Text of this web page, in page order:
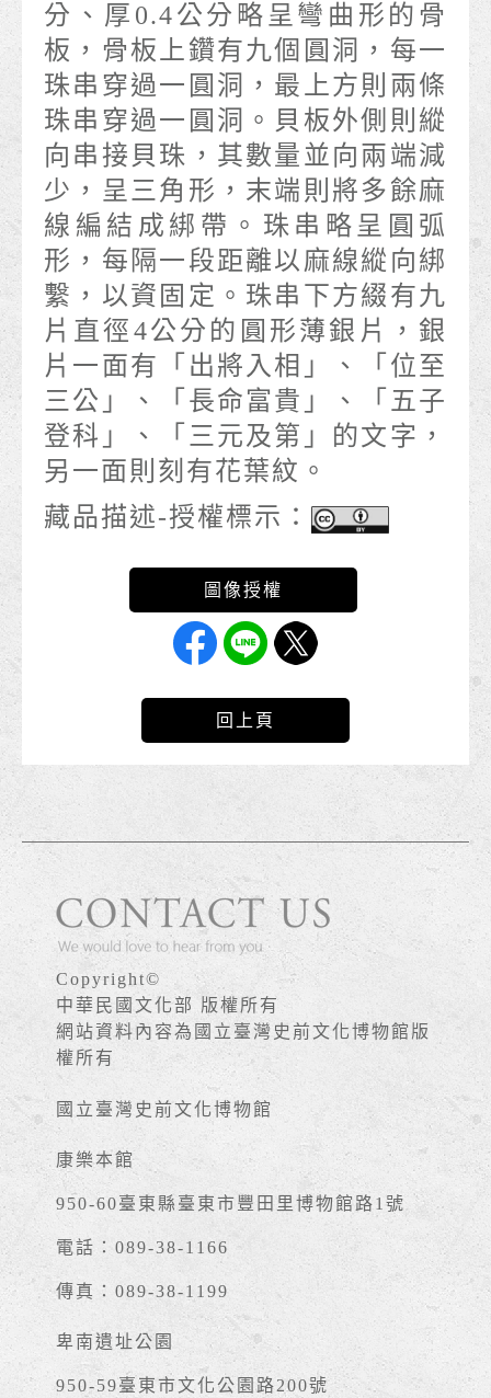
分、厚0.4公分略呈彎曲形的骨
板，骨板上鑽有九個圓洞，每一
珠串穿過一圓洞，最上方則兩條
珠串穿過一圓洞。貝板外側則縱
向串接貝珠，其數量並向兩端減
少，呈三角形，末端則將多餘麻
線編結成綁帶。珠串略呈圓弧
形，每隔一段距離以麻線縱向綁
繫，以資固定。珠串下方綴有九
片直徑4公分的圓形薄銀片，銀
片一面有「出將入相」、「位至
三公」、「長命富貴」、「五子
登科」、「三元及第」的文字，
另一面則刻有花葉紋。
藏品描述-授權標示：
回上頁
Copyright©
中華民國文化部 版權所有
網站資料內容為國立臺灣史前文化博物館版
權所有
國立臺灣史前文化博物館
康樂本館
950-60臺東縣臺東市豐田里博物館路1號
電話：089-38-1166
傳真：089-38-1199
卑南遺址公園
950-59臺東市文化公園路200號